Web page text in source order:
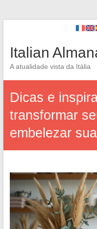
Italian
A atualidade vista da Itália
Dicas e
transformar
embelezar